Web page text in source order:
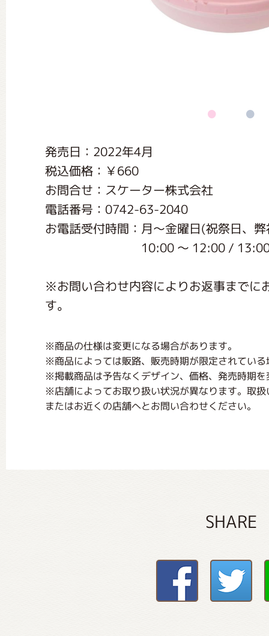
発売日：2022年4月
税込価格：￥660
お問合せ：スケーター株式会社
電話番号：0742-63-2040
お電話受付時間：月〜金曜日(祝祭日、
10:00 〜 12:00 / 13:00
※お問い合わせ内容によりお返事までに
す。
※商品の仕様は変更になる場合があります。
※商品によっては販路、販売時期が限定されてい
※掲載商品は予告なくデザイン、価格、発売時期
※店舗によってお取り扱い状況が異なります。取
またはお近くの店舗へとお問い合わせください。
SHARE
くまのがっこう 家庭科部